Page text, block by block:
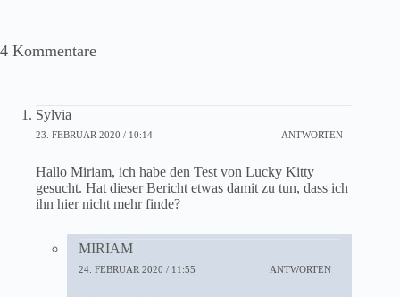
4 Kommentare
Sylvia
23. FEBRUAR 2020 / 10:14 ANTWORTEN
Hallo Miriam, ich habe den Test von Lucky Kitty
gesucht. Hat dieser Bericht etwas damit zu tun, dass ich
ihn hier nicht mehr finde?
MIRIAM
24. FEBRUAR 2020 / 11:55 ANTWORTEN